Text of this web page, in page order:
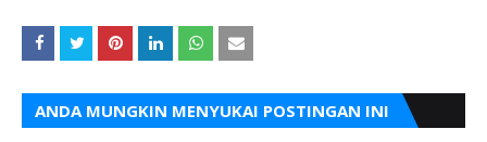
ANDA MUNGKIN MENYUKAI POSTINGAN INI